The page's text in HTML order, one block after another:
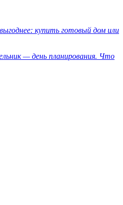
купить готовый дом или
— день планирования. Что